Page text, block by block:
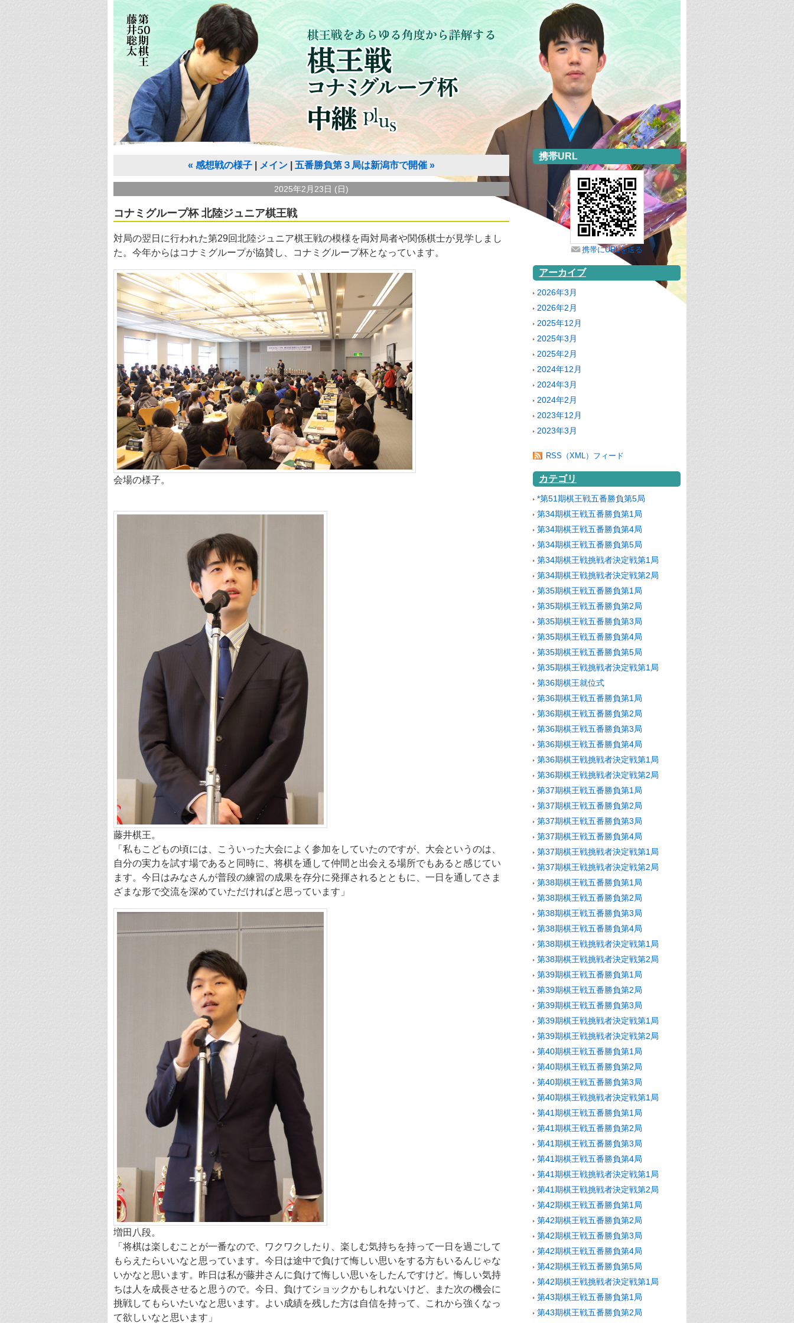
« 感想戦の様子 メイン 五番勝負第３局は新潟市で開催 »
2025年2月23日 (日)
コナミグループ杯 北陸ジュニア棋王戦
対局の翌日に行われた第29回北陸ジュニア棋王戦の模様を両対局者や関係棋士が見学しまし
た。今年からはコナミグループが協賛し、コナミグループ杯となっています。
会場の様子。
藤井棋王。
「私もこどもの頃には、こういった大会によく参加をしていたのですが、大会というのは、
自分の実力を試す場であると同時に、将棋を通して仲間と出会える場所でもあると感じてい
ます。今日はみなさんが普段の練習の成果を存分に発揮されるとともに、一日を通してさま
ざまな形で交流を深めていただければと思っています」
増田八段。
「将棋は楽しむことが一番なので、ワクワクしたり、楽しむ気持ちを持って一日を過ごして
もらえたらいいなと思っています。今日は途中で負けて悔しい思いをする方もいるんじゃな
いかなと思います。昨日は私が藤井さんに負けて悔しい思いをしたんですけど。悔しい気持
ちは人を成長させると思うので。今日、負けてショックかもしれないけど、また次の機会に
挑戦してもらいたいなと思います。よい成績を残した方は自信を持って、これから強くなっ
て欲しいなと思います」
携帯URL
携帯にURLを送る
アーカイブ
2026年3月
2026年2月
2025年12月
2025年3月
2025年2月
2024年12月
2024年3月
2024年2月
2023年12月
2023年3月
RSS（XML）フィード
カテゴリ
*第51期棋王戦五番勝負第5局
第34期棋王戦五番勝負第1局
第34期棋王戦五番勝負第4局
第34期棋王戦五番勝負第5局
第34期棋王戦挑戦者決定戦第1局
第34期棋王戦挑戦者決定戦第2局
第35期棋王戦五番勝負第1局
第35期棋王戦五番勝負第2局
第35期棋王戦五番勝負第3局
第35期棋王戦五番勝負第4局
第35期棋王戦五番勝負第5局
第35期棋王戦挑戦者決定戦第1局
第36期棋王就位式
第36期棋王戦五番勝負第1局
第36期棋王戦五番勝負第2局
第36期棋王戦五番勝負第3局
第36期棋王戦五番勝負第4局
第36期棋王戦挑戦者決定戦第1局
第36期棋王戦挑戦者決定戦第2局
第37期棋王戦五番勝負第1局
第37期棋王戦五番勝負第2局
第37期棋王戦五番勝負第3局
第37期棋王戦五番勝負第4局
第37期棋王戦挑戦者決定戦第1局
第37期棋王戦挑戦者決定戦第2局
第38期棋王戦五番勝負第1局
第38期棋王戦五番勝負第2局
第38期棋王戦五番勝負第3局
第38期棋王戦五番勝負第4局
第38期棋王戦挑戦者決定戦第1局
第38期棋王戦挑戦者決定戦第2局
第39期棋王戦五番勝負第1局
第39期棋王戦五番勝負第2局
第39期棋王戦五番勝負第3局
第39期棋王戦挑戦者決定戦第1局
第39期棋王戦挑戦者決定戦第2局
第40期棋王戦五番勝負第1局
第40期棋王戦五番勝負第2局
第40期棋王戦五番勝負第3局
第40期棋王戦挑戦者決定戦第1局
第41期棋王戦五番勝負第1局
第41期棋王戦五番勝負第2局
第41期棋王戦五番勝負第3局
第41期棋王戦五番勝負第4局
第41期棋王戦挑戦者決定戦第1局
第41期棋王戦挑戦者決定戦第2局
第42期棋王戦五番勝負第1局
第42期棋王戦五番勝負第2局
第42期棋王戦五番勝負第3局
第42期棋王戦五番勝負第4局
第42期棋王戦五番勝負第5局
第42期棋王戦挑戦者決定戦第1局
第43期棋王戦五番勝負第1局
第43期棋王戦五番勝負第2局